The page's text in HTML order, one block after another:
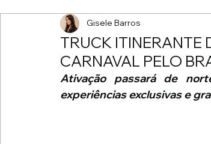
TRUCK ITINERANTE
CARNAVAL PELO
Gisele Barros
Ativação passará de
experiências exclusivas e